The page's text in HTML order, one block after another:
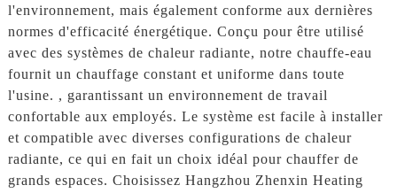
l'environnement, mais également conforme aux dernières
normes d'efficacité énergétique. Conçu pour être utilisé
avec des systèmes de chaleur radiante, notre chauffe-eau
fournit un chauffage constant et uniforme dans toute
l'usine. , garantissant un environnement de travail
confortable aux employés. Le système est facile à installer
et compatible avec diverses configurations de chaleur
radiante, ce qui en fait un choix idéal pour chauffer de
grands espaces. Choisissez Hangzhou Zhenxin Heating